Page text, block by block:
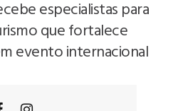
especialistas para
que fortalece
evento internacional